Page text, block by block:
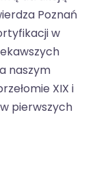
Poznań
w
naszym
XIX i
pierwszych